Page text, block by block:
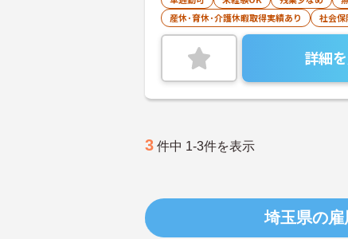
産休･育休･介護休暇取得実績あり
社会
詳細
3 件中 1-3件を表示
埼玉県の